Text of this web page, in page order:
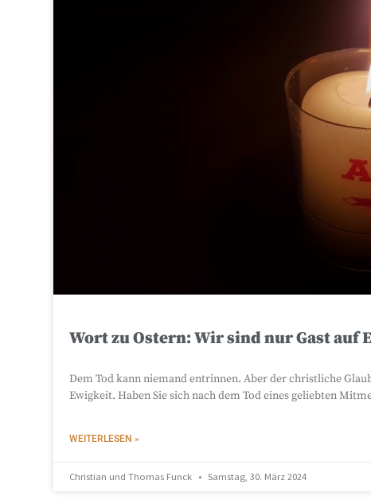
Wort zu Ostern: Wir sind nur Gast auf
Dem Tod kann niemand entrinnen. Aber der christliche
Ewigkeit. Haben Sie sich nach dem Tod eines geliebten
WEITERLESEN »
Christian und Thomas Funck Samstag, 30. März 2024